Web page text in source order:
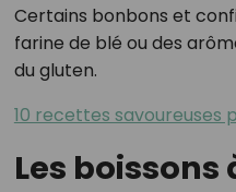
Certains bonbons et
farine de blé ou des
du gluten.
10 recettes savoureuses
Les boissons